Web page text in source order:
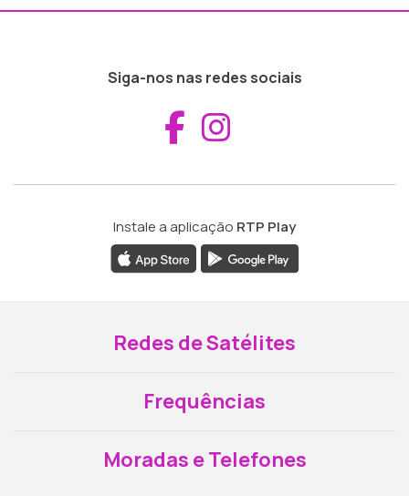
Siga-nos nas redes sociais
Aceder ao
Instale a aplicação RTP Play
Redes de Satélites
Frequências
Moradas e Telefones